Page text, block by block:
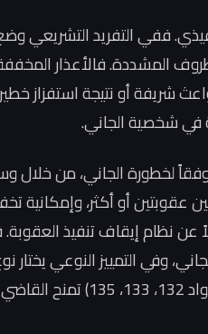
ففي التفريد التشريعي
المشددة. فالأعذار
شريفة أو نتيجة استفزاز
في شخصية الجاني.
لخطورة الجاني، من خلال
عقوبتين أو أكثر، وإمكانية
عن نظام إيقاف تنفيذ
وفي التمييز النوعي يختار
الأشد أو الأخف. كما أن الظروف القضائية المخففة والمشددة